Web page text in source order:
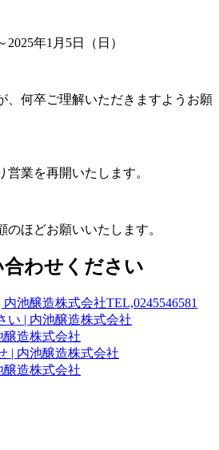
2025年1月5日（日）
、何卒ご理解いただきますようお願
営業を再開いたします。
のほどお願いいたします。
わせください